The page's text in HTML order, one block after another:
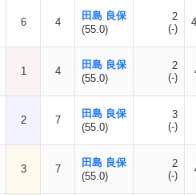
6 4
田島 良保
(55.0)
2
(-)
1 4
田島 良保
(55.0)
2
(-)
2 7
田島 良保
(55.0)
3
(-)
3 7
田島 良保
(55.0)
2
(-)